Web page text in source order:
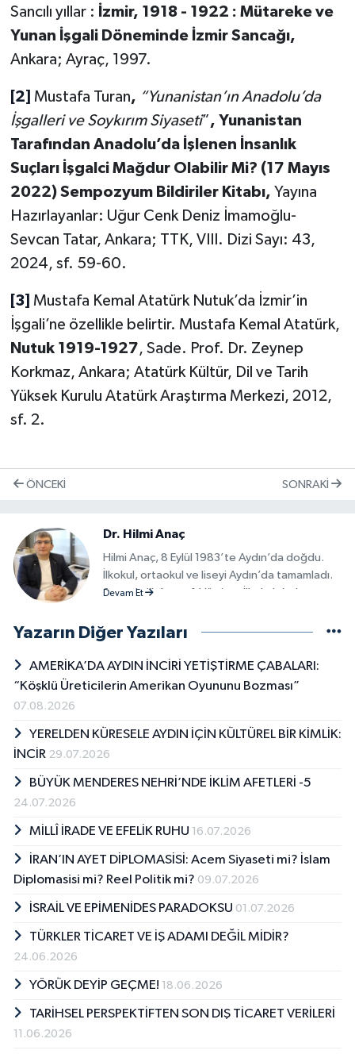
Sancılı yıllar : İzmir, 1918 - 1922 : Mütareke ve
Yunan İşgali Döneminde İzmir Sancağı,
Ankara; Ayraç, 1997.
[2] Mustafa Turan, “Yunanistan’ın Anadolu’da
İşgalleri ve Soykırım Siyaseti” , Yunanistan
Tarafından Anadolu’da İşlenen İnsanlık
Suçları İşgalci Mağdur Olabilir Mi? (17 Mayıs
2022) Sempozyum Bildiriler Kitabı, Yayına
Hazırlayanlar: Uğur Cenk Deniz İmamoğlu-
Sevcan Tatar, Ankara; TTK, VIII. Dizi Sayı: 43,
2024, sf. 59-60.
[3] Mustafa Kemal Atatürk Nutuk’da İzmir’in
İşgali’ne özellikle belirtir. Mustafa Kemal Atatürk,
Nutuk 1919-1927, Sade. Prof. Dr. Zeynep
Korkmaz, Ankara; Atatürk Kültür, Dil ve Tarih
Yüksek Kurulu Atatürk Araştırma Merkezi, 2012,
sf. 2.
ÖNCEKI SONRAKI
Dr. Hilmi Anaç
Hilmi Anaç, 8 Eylül 1983’te Aydın’da doğdu.
İlkokul, ortaokul ve liseyi Aydın’da tamamladı.
Sırasıyla ilk üç sınıfı Hürriyet İlkokulu’nda ve
Özgödek İlköğretim Okulu’nda okudu.
Ortaokul bölümünden aldı. Liseyi ise kentin en
eski liselerinden olan Aydın Lisesi’nde okudu.
kazandı. 2009 yılında Fen-Edebiyat Fakültesi
birincisi ve aynı zamanda Adnan Menderes
“Geçmişten Günümüze İncir ve İncir Kültürü”
Enstitüsü Tarih Anabilim Dalı’nda “Bir İhtilâl Bir
Devrim: 27 Mayıs’ın Aydın’daki Yankıları” tezi
kurulunda da bulundu. 2012 yılında Aydın
“Geçmişten Günümüze İncir” adlı bir kitabı
Programı’ndan “Osmanlı İmparatorluğu,
Vak’anüvis ve Toplumsal Cinsiyet: Târîh-i
Devam Et
Yazarın Diğer Yazıları
AMERİKA’DA AYDIN İNCİRİ YETİŞTİRME ÇABALARI:
“Köşklü Üreticilerin Amerikan Oyununu Bozması”
07.08.2026
YERELDEN KÜRESELE AYDIN İÇİN KÜLTÜREL BİR KİMLİK:
İNCİR 29.07.2026
BÜYÜK MENDERES NEHRİ’NDE İKLİM AFETLERİ -5
24.07.2026
MİLLÎ İRADE VE EFELİK RUHU 16.07.2026
İRAN’IN AYET DİPLOMASİSİ: Acem Siyaseti mi? İslam
Diplomasisi mi? Reel Politik mi? 09.07.2026
İSRAİL VE EPİMENİDES PARADOKSU 01.07.2026
TÜRKLER TİCARET VE İŞ ADAMI DEĞİL MİDİR?
24.06.2026
YÖRÜK DEYİP GEÇME! 18.06.2026
TARİHSEL PERSPEKTİFTEN SON DIŞ TİCARET VERİLERİ
11.06.2026